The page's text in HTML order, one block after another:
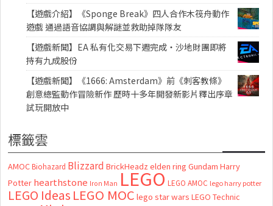
【遊戲介紹】《Sponge Break》四人合作木筏舟動作
遊戲 通過語音協調與解謎並救助掉隊隊友
【遊戲新聞】EA 私有化交易下週完成・沙地財團即將
持有九成股份
【遊戲新聞】《1666: Amsterdam》前《刺客教條》
創意總監動作冒險新作 歷時十多年開發新影片釋出序章
試玩開放中
標籤雲
AMOC Biohazard Blizzard BrickHeadz elden ring Gundam Harry
Potter hearthstone Iron Man LEGO LEGO AMOC lego harry potter
LEGO Ideas LEGO MOC lego star wars LEGO Technic